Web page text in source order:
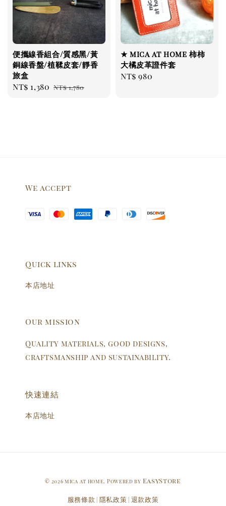
便攜線香組合/質感黑/黃
銅線香盤/植鞣皮套/靜香
旅盒
Sale
NT$ 1,380 Regular
NT$ 1,780
★ mica at home 柿柿
大橘皮革證件套
Regular
NT$ 980
We accept
Quick links
本店地址
Our mission
Quality materials, good designs,
craftsmanship and sustainability.
快速連結
本店地址
© 2026 mica at home. Powered by EasyStore
服務條款 隱私政策 退款政策